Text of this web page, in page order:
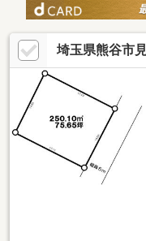
埼玉県熊谷市